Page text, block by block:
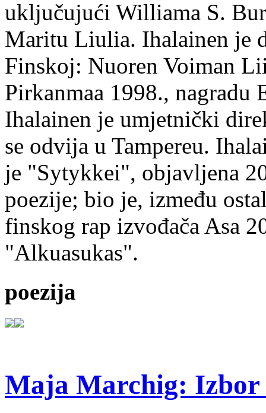
uključujući Williama S.
Maritu Liulia. Ihalainen je
Finskoj: Nuoren Voiman
Pirkanmaa 1998.,
Ihalainen je umjetnički
se odvija u Tampereu.
je "Sytykkei", objavljena
poezije; bio je, između
finskog rap izvođača Asa
"Alkuasukas".
poezija
Maja Marchig: Izbor